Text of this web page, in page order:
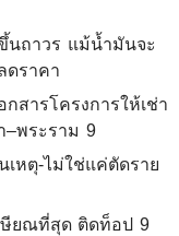
นถาวร แม้น้ำมันจะ
ดราคา
สารโครงการให้เช่า
–พระราม 9
หตุ-ไม่ใช่แค่ตัดราย
ษียณที่สุด ติดท็อป 9